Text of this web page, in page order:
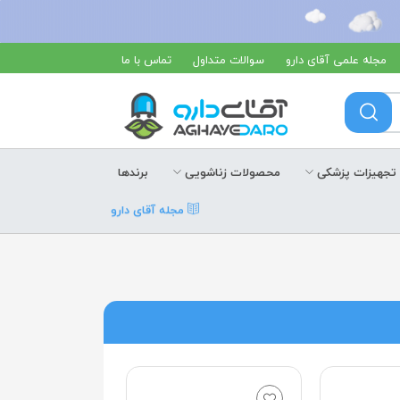
مجله علمی آقای دارو سوالات متداول تماس با ما
تجهیزات پزشکی محصولات زناشویی
برندها
مجله آقای دارو